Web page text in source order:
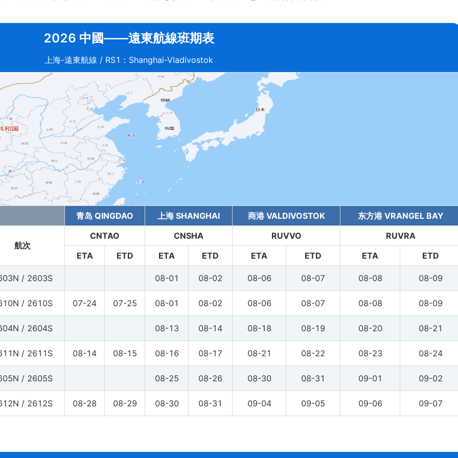
2026 中國——遠東航線班期表
上海-遠東航線 / RS1：Shanghai-Vladivostok
青岛 QINGDAO 上海 SHANGHAI 商港 VALDIVOSTOK 东方港 VRANGEL BAY
航次
CNTAO CNSHA RUVVO
RUVRA
ETA
ETD ETA ETD ETA ETD ETA ETD
/ 2603S 08-01 08-02 08-06 08-07 08-08 08-09
/ 2610S 07-24 07-25 08-01 08-02 08-06 08-07 08-08 08-09
/ 2604S 08-13 08-14 08-18 08-19 08-20 08-21
/ 2611S 08-14 08-15 08-16 08-17 08-21 08-22 08-23 08-24
/ 2605S 08-25 08-26 08-30 08-31 09-01 09-02
/ 2612S 08-28 08-29 08-30 08-31 09-04 09-05 09-06 09-07